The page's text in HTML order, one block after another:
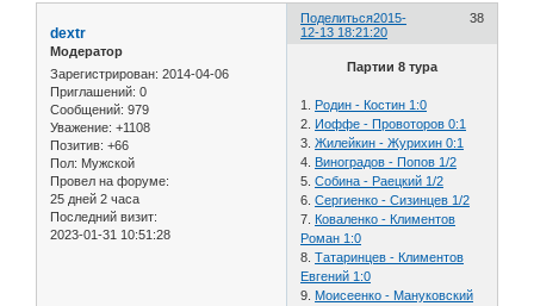
Поделиться 38
2015-
12-13 18:21:20
dextr
Модератор
Зарегистрирован: 2014-04-06
Приглашений: 0
Сообщений: 979
Уважение: +1108
Позитив: +66
Пол: Мужской
Провел на форуме:
25 дней 2 часа
Последний визит:
2023-01-31 10:51:28
Партии 8 тура
1. Родин - Костин 1:0
2. Иоффе - Провоторов 0:1
3.Жилейкин - Журихин 0:1
4. Виноградов - Попов 1/2
5.Собина - Раецкий 1/2
6.Сергиенко - Сизинцев 1/2
7. Коваленко - Климентов
Роман 1:0
8.Татаринцев - Климентов
Евгений 1:0
9. Моисеенко - Мануковский